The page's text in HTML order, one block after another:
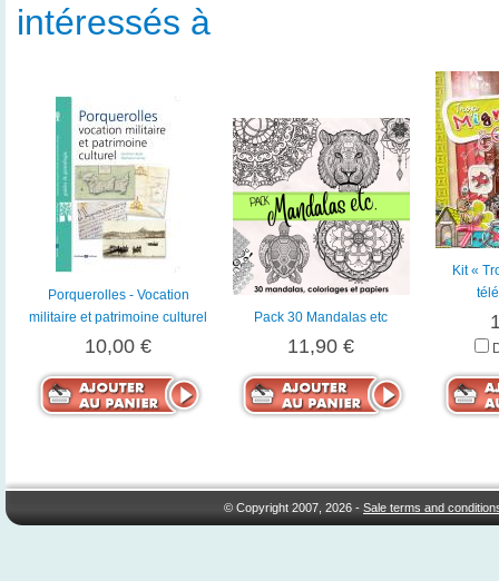
intéressés à
Porquerolles - Vocation
militaire et patrimoine culturel
10,00 €
Pack 30 Mandalas etc
11,90 €
Kit «
© Copyright 2007, 2026 -Sale terms and